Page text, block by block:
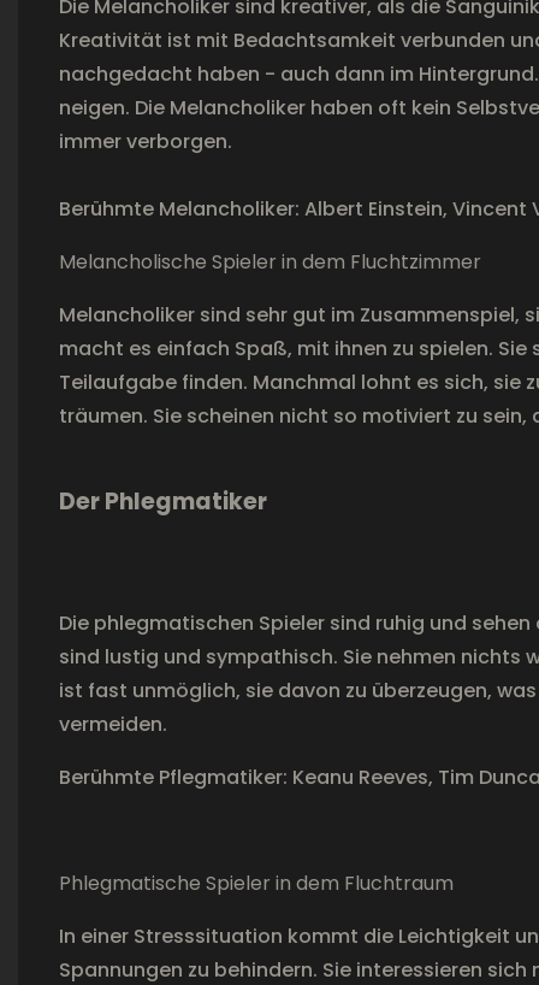
Die Melancholiker sind kreativer, als die
Kreativität ist mit Bedachtsamkeit verbunden
nachgedacht haben - auch dann im
neigen. Die Melancholiker haben oft kein
immer verborgen.
Berühmte Melancholiker: Albert Einstein, Vincent
Melancholische Spieler in dem Fluchtzimmer
Melancholiker sind sehr gut im
macht es einfach Spaß, mit ihnen zu spielen.
Teilaufgabe finden. Manchmal lohnt es sich, sie
träumen. Sie scheinen nicht so motiviert zu
Der Phlegmatiker
Die phlegmatischen Spieler sind ruhig und
sind lustig und sympathisch. Sie nehmen nichts
ist fast unmöglich, sie davon zu überzeugen,
vermeiden.
Berühmte Pflegmatiker: Keanu Reeves, Tim
Phlegmatische Spieler in dem Fluchtraum
In einer Stresssituation kommt die Leichtigkeit
Spannungen zu behindern. Sie interessieren